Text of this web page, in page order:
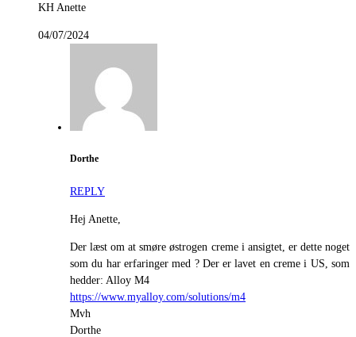
KH Anette
04/07/2024
Dorthe
REPLY
Hej Anette,
Der læst om at smøre østrogen creme i ansigtet, er dette noget
som du har erfaringer med ? Der er lavet en creme i US, som
hedder: Alloy M4
https://www.myalloy.com/solutions/m4
Mvh
Dorthe